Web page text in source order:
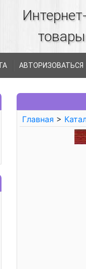
АВТОРИЗОВАТЬСЯ
Главная >